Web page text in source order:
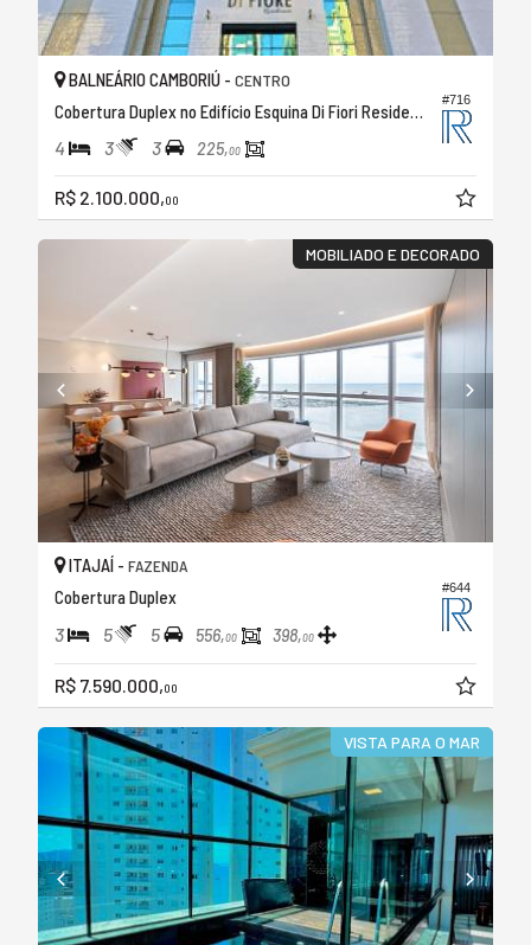
#716
BALNEÁRIO CAMBORIÚ - CENTRO
Cobertura Duplex no Edifício Esquina Di Fiori Residence
4 3 3 225,00
R$ 2.100.000,00
MOBILIADO E DECORADO
#644
ITAJAÍ - FAZENDA
Cobertura Duplex
3 5 5 556,00 398,00
R$ 7.590.000,00
VISTA PARA O MAR